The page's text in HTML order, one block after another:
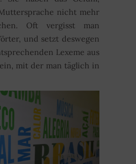
nicht mehr
Oft vergisst man
und setzt deswegen
Lexeme aus
mit der man täglich in